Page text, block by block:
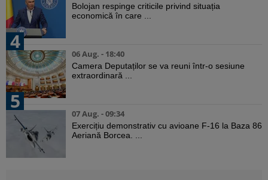
Bolojan respinge criticile privind situația
economică în care ...
4
06 Aug. - 18:40
Camera Deputaților se va reuni într-o sesiune
extraordinară ...
5
07 Aug. - 09:34
Exercițiu demonstrativ cu avioane F-16 la Baza 86
Aeriană Borcea. ...